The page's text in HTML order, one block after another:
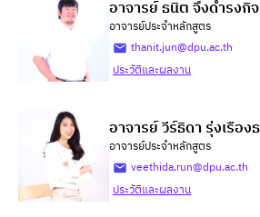
อาจารย์ ธนิต จึงดำรงกิจ
อาจารย์ประจำหลักสูตร
thanit.jun@dpu.ac.th
ประวัติและผลงาน
อาจารย์ วีร์ธิดา รุ่งเรือง
อาจารย์ประจำหลักสูตร
veethida.run@dpu.ac.th
ประวัติและผลงาน